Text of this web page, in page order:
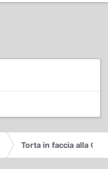
Torta in faccia alla